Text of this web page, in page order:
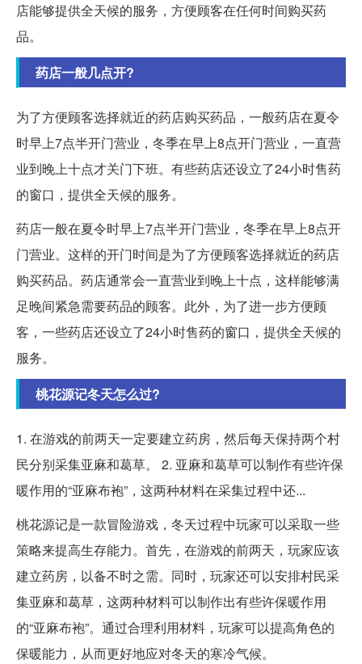
店能够提供全天候的服务，方便顾客在任何时间购买药
品。
药店一般几点开?
为了方便顾客选择就近的药店购买药品，一般药店在夏令
时早上7点半开门营业，冬季在早上8点开门营业，一直营
业到晚上十点才关门下班。有些药店还设立了24小时售药
的窗口，提供全天候的服务。
药店一般在夏令时早上7点半开门营业，冬季在早上8点开
门营业。这样的开门时间是为了方便顾客选择就近的药店
购买药品。药店通常会一直营业到晚上十点，这样能够满
足晚间紧急需要药品的顾客。此外，为了进一步方便顾
客，一些药店还设立了24小时售药的窗口，提供全天候的
服务。
桃花源记冬天怎么过?
1. 在游戏的前两天一定要建立药房，然后每天保持两个村
民分别采集亚麻和葛草。 2. 亚麻和葛草可以制作有些许保
暖作用的“亚麻布袍”，这两种材料在采集过程中还...
桃花源记是一款冒险游戏，冬天过程中玩家可以采取一些
策略来提高生存能力。首先，在游戏的前两天，玩家应该
建立药房，以备不时之需。同时，玩家还可以安排村民采
集亚麻和葛草，这两种材料可以制作出有些许保暖作用
的“亚麻布袍”。通过合理利用材料，玩家可以提高角色的
保暖能力，从而更好地应对冬天的寒冷气候。